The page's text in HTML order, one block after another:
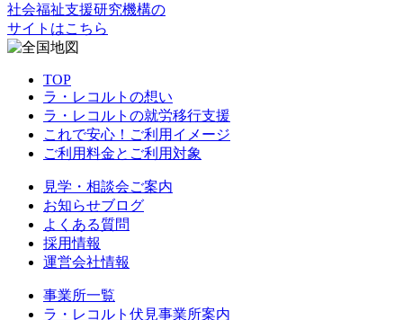
社会福祉支援研究機構の
サイトはこちら
TOP
ラ・レコルトの想い
ラ・レコルトの就労移行支援
これで安心！ご利用イメージ
ご利用料金とご利用対象
見学・相談会ご案内
お知らせブログ
よくある質問
採用情報
運営会社情報
事業所一覧
ラ・レコルト伏見事業所案内